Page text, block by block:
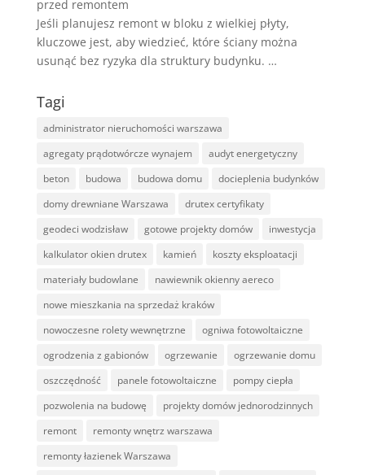
przed remontem
Jeśli planujesz remont w bloku z wielkiej płyty,
kluczowe jest, aby wiedzieć, które ściany można
usunąć bez ryzyka dla struktury budynku. …
Tagi
administrator nieruchomości warszawa
agregaty prądotwórcze wynajem
audyt energetyczny
beton
budowa budowa domu
docieplenia budynków
domy drewniane Warszawa
drutex certyfikaty
geodeci wodzisław
gotowe projekty domów
inwestycja
kalkulator okien drutex
kamień
koszty eksploatacji
materiały budowlane
nawiewnik okienny aereco
nowe mieszkania na sprzedaż kraków
nowoczesne rolety wewnętrzne
ogniwa fotowoltaiczne
ogrodzenia z gabionów
ogrzewanie
ogrzewanie domu
oszczędność
panele fotowoltaiczne
pompy ciepła
pozwolenia na budowę
projekty domów jednorodzinnych
remont
remonty wnętrz warszawa
remonty łazienek Warszawa